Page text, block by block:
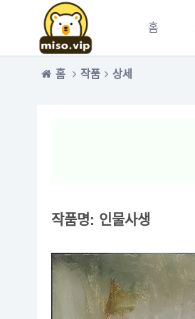
홈
홈 작품 상세
작품명: 인물사생